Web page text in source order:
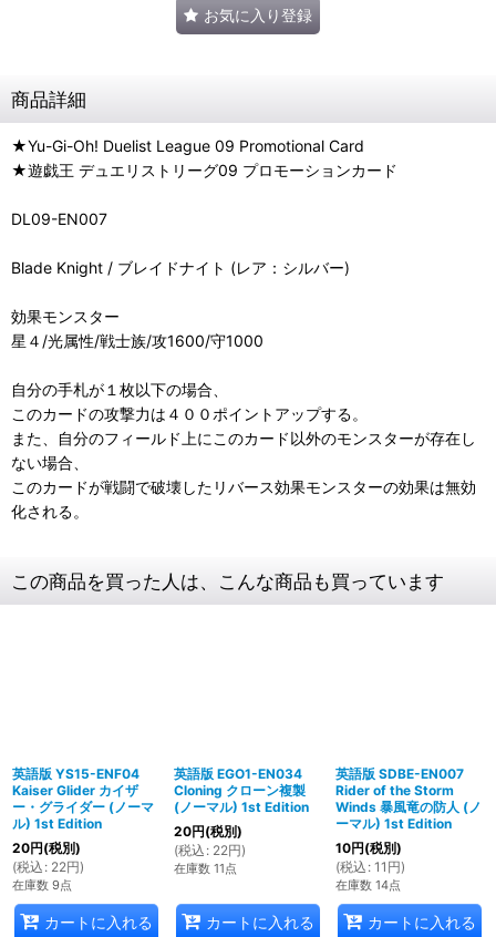
お気に入り登録
商品詳細
★Yu-Gi-Oh! Duelist League 09 Promotional Card
★遊戯王 デュエリストリーグ09 プロモーションカード
DL09-EN007
Blade Knight / ブレイドナイト (レア：シルバー)
効果モンスター
星４/光属性/戦士族/攻1600/守1000
自分の手札が１枚以下の場合、
このカードの攻撃力は４００ポイントアップする。
また、自分のフィールド上にこのカード以外のモンスターが存在し
ない場合、
このカードが戦闘で破壊したリバース効果モンスターの効果は無効
化される。
この商品を買った人は、こんな商品も買っています
英語版 YS15-ENF04
Kaiser Glider カイザ
ー・グライダー (ノーマ
ル) 1st Edition
20円(税別)
(税込 : 22円)
在庫数 9点
カートに入れる
英語版 EGO1-EN034
Cloning クローン複製
(ノーマル) 1st Edition
20円(税別)
(税込 : 22円)
在庫数 11点
カートに入れる
英語版 SDBE-EN007
Rider of the Storm
Winds 暴風竜の防人 (ノ
ーマル) 1st Edition
10円(税別)
(税込 : 11 円)
在庫数 14点
カートに入れる